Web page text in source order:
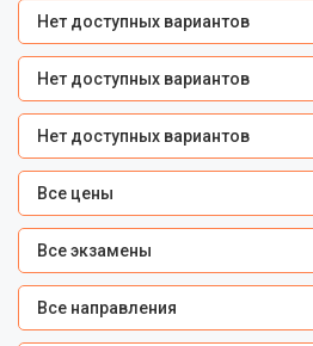
Нет доступных вариантов
Нет доступных вариантов
Нет доступных вариантов
Все цены
Все экзамены
Все направления